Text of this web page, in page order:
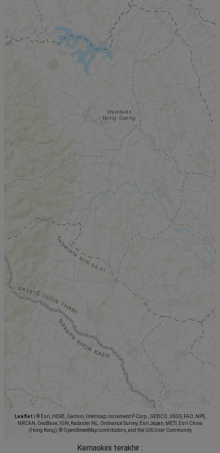
Leaflet
© Esri, HERE, Garmin, Intermap, increment P Corp., GEBCO, USGS, FAO, NPS,
NRCAN, GeoBase, IGN, Kadaster NL, Ordnance Survey, Esri Japan, METI, Esri China
(Hong Kong), © OpenStreetMap contributors, and the GIS User Community
Kemaskini terakhir :